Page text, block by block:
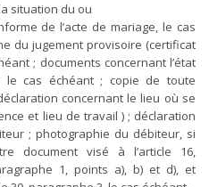
situation du ou
de l’acte de mariage, le cas
du jugement provisoire (certificat
; documents concernant l’état
le cas échéant ; copie de toute
concernant le lieu où se
et lieu de travail ) ; déclaration
; photographie du débiteur, si
document visé à l’article 16,
1, points a), b) et d), et